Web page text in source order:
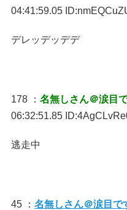
04:41:59.05
デレッデッデデ
178 ： 名無しさん＠涙目で
06:32:51.85
逃走中
45 ： 名無しさん＠涙目で